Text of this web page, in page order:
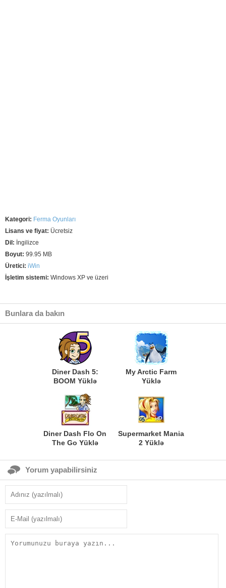
Kategori: Ferma Oyunları
Lisans ve fiyat: Ücretsiz
Dil: İngilizce
Boyut: 99.95 MB
Üretici: iWin
İşletim sistemi: Windows XP ve üzeri
Bunlara da bakın
Diner Dash 5:
BOOM Yüklə
My Arctic Farm
Yüklə
Diner Dash Flo On
The Go Yüklə
Supermarket Mania
2 Yüklə
Yorum yapabilirsiniz